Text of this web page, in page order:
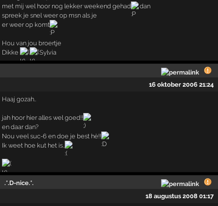
met mij wel hoor nog lekker weekend gehad
dan
spreek je snel weer op msn als je
er weer op komt
Hou van jou broertje
Dikke
Sylvia
16 oktober 2006 21:24
Haaj gozah..
jah hoor hier alles wel goed!!
en daar dan?
Nou veel suc-6 en doe je best hè!!
Ik weet hoe kut het is..
.*.D-nice.*.
18 augustus 2008 01:17